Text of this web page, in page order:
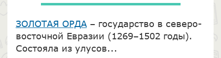
ЗОЛОТАЯ ОРДА – государство в северо-
восточной Евразии (1269–1502 годы).
Состояла из улусов...